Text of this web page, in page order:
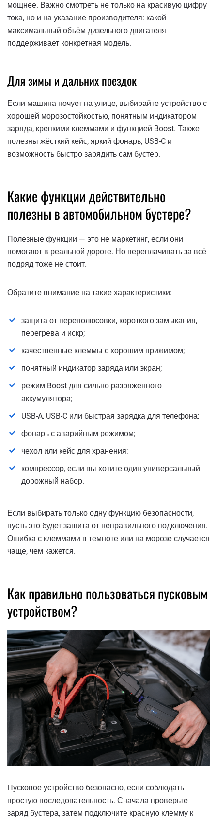
мощнее. Важно смотреть не только на красивую цифру
тока, но и на указание производителя: какой
максимальный объём дизельного двигателя
поддерживает конкретная модель.
Для зимы и дальних поездок
Если машина ночует на улице, выбирайте устройство с
хорошей морозостойкостью, понятным индикатором
заряда, крепкими клеммами и функцией Boost. Также
полезны жёсткий кейс, яркий фонарь, USB-C и
возможность быстро зарядить сам бустер.
Какие функции действительно
полезны в автомобильном бустере?
Полезные функции — это не маркетинг, если они
помогают в реальной дороге. Но переплачивать за всё
подряд тоже не стоит.
Обратите внимание на такие характеристики:
защита от переполюсовки, короткого замыкания,
перегрева и искр;
качественные клеммы с хорошим прижимом;
понятный индикатор заряда или экран;
режим Boost для сильно разряженного
аккумулятора;
USB-A, USB-C или быстрая зарядка для телефона;
фонарь с аварийным режимом;
чехол или кейс для хранения;
компрессор, если вы хотите один универсальный
дорожный набор.
Если выбирать только одну функцию безопасности,
пусть это будет защита от неправильного подключения.
Ошибка с клеммами в темноте или на морозе случается
чаще, чем кажется.
Как правильно пользоваться пусковым
устройством?
Пусковое устройство безопасно, если соблюдать
простую последовательность. Сначала проверьте
заряд бустера, затем подключите красную клемму к